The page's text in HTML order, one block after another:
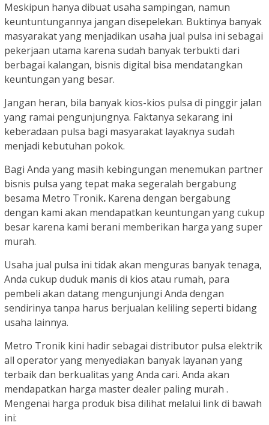
Meskipun hanya dibuat usaha sampingan, namun
keuntuntungannya jangan disepelekan. Buktinya banyak
masyarakat yang menjadikan usaha jual pulsa ini sebagai
pekerjaan utama karena sudah banyak terbukti dari
berbagai kalangan, bisnis digital bisa mendatangkan
keuntungan yang besar.
Jangan heran, bila banyak kios-kios pulsa di pinggir jalan
yang ramai pengunjungnya. Faktanya sekarang ini
keberadaan pulsa bagi masyarakat layaknya sudah
menjadi kebutuhan pokok.
Bagi Anda yang masih kebingungan menemukan partner
bisnis pulsa yang tepat maka segeralah bergabung
besama Metro Tronik. Karena dengan bergabung
dengan kami akan mendapatkan keuntungan yang cukup
besar karena kami berani memberikan harga yang super
murah.
Usaha jual pulsa ini tidak akan menguras banyak tenaga,
Anda cukup duduk manis di kios atau rumah, para
pembeli akan datang mengunjungi Anda dengan
sendirinya tanpa harus berjualan keliling seperti bidang
usaha lainnya.
Metro Tronik kini hadir sebagai distributor pulsa elektrik
all operator yang menyediakan banyak layanan yang
terbaik dan berkualitas yang Anda cari. Anda akan
mendapatkan harga master dealer paling murah .
Mengenai harga produk bisa dilihat melalui link di bawah
ini: